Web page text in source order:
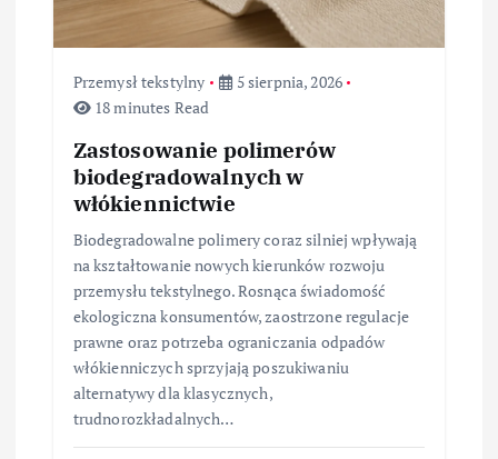
u
Przemysł tekstylny
5 sierpnia, 2026
18 minutes Read
Zastosowanie polimerów
biodegradowalnych w
włókiennictwie
Biodegradowalne polimery coraz silniej wpływają
na kształtowanie nowych kierunków rozwoju
przemysłu tekstylnego. Rosnąca świadomość
ekologiczna konsumentów, zaostrzone regulacje
prawne oraz potrzeba ograniczania odpadów
włókienniczych sprzyjają poszukiwaniu
alternatywy dla klasycznych,
trudnorozkładalnych…